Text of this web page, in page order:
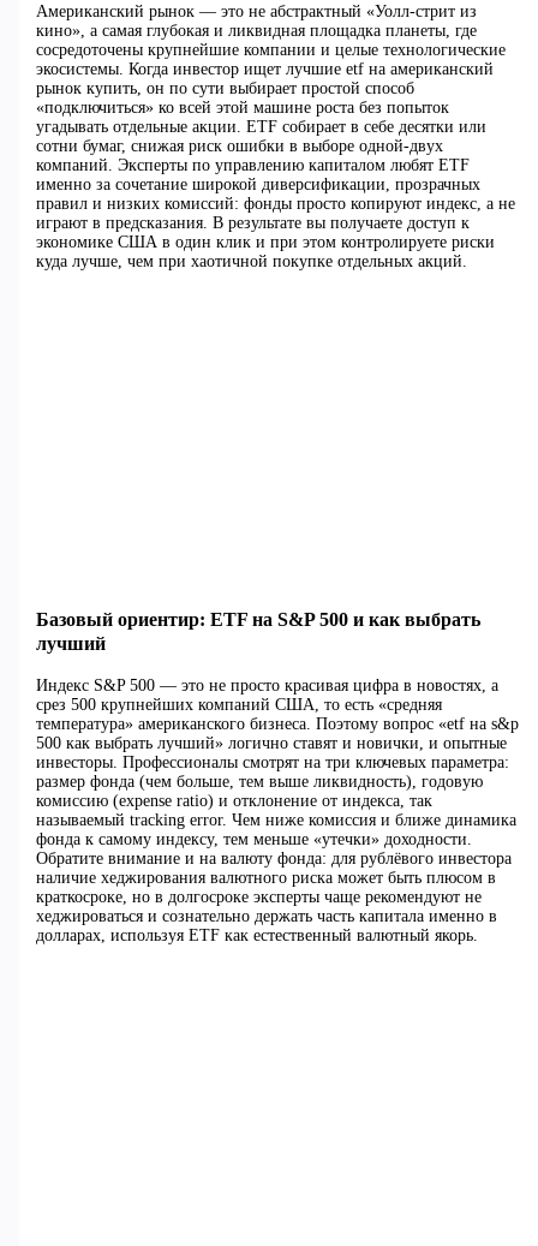
Американский рынок — это не абстрактный «Уолл-стрит из
кино», а самая глубокая и ликвидная площадка планеты, где
сосредоточены крупнейшие компании и целые технологические
экосистемы. Когда инвестор ищет лучшие etf на американский
рынок купить, он по сути выбирает простой способ
«подключиться» ко всей этой машине роста без попыток
угадывать отдельные акции. ETF собирает в себе десятки или
сотни бумаг, снижая риск ошибки в выборе одной-двух
компаний. Эксперты по управлению капиталом любят ETF
именно за сочетание широкой диверсификации, прозрачных
правил и низких комиссий: фонды просто копируют индекс, а не
играют в предсказания. В результате вы получаете доступ к
экономике США в один клик и при этом контролируете риски
куда лучше, чем при хаотичной покупке отдельных акций.
Базовый ориентир: ETF на S&P 500 и как выбрать
лучший
Индекс S&P 500 — это не просто красивая цифра в новостях, а
срез 500 крупнейших компаний США, то есть «средняя
температура» американского бизнеса. Поэтому вопрос «etf на s&p
500 как выбрать лучший» логично ставят и новички, и опытные
инвесторы. Профессионалы смотрят на три ключевых параметра:
размер фонда (чем больше, тем выше ликвидность), годовую
комиссию (expense ratio) и отклонение от индекса, так
называемый tracking error. Чем ниже комиссия и ближе динамика
фонда к самому индексу, тем меньше «утечки» доходности.
Обратите внимание и на валюту фонда: для рублёвого инвестора
наличие хеджирования валютного риска может быть плюсом в
краткосроке, но в долгосроке эксперты чаще рекомендуют не
хеджироваться и сознательно держать часть капитала именно в
долларах, используя ETF как естественный валютный якорь.